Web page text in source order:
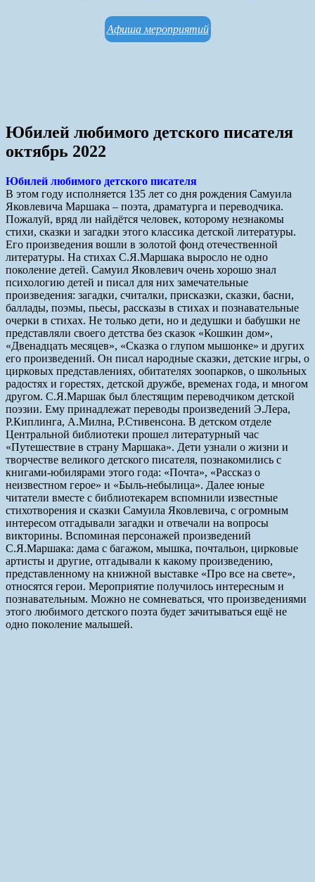
Афиша мероприятий
Юбилей любимого детского писателя
октябрь 2022
Юбилей любимого детского писателя
В этом году исполняется 135 лет со дня рождения Самуила
Яковлевича Маршака – поэта, драматурга и переводчика.
Пожалуй, вряд ли найдётся человек, которому незнакомы
стихи, сказки и загадки этого классика детской литературы.
Его произведения вошли в золотой фонд отечественной
литературы. На стихах С.Я.Маршака выросло не одно
поколение детей. Самуил Яковлевич очень хорошо знал
психологию детей и писал для них замечательные
произведения: загадки, считалки, присказки, сказки, басни,
баллады, поэмы, пьесы, рассказы в стихах и познавательные
очерки в стихах. Не только дети, но и дедушки и бабушки не
представляли своего детства без сказок «Кошкин дом»,
«Двенадцать месяцев», «Сказка о глупом мышонке» и других
его произведений. Он писал народные сказки, детские игры, о
цирковых представлениях, обитателях зоопарков, о школьных
радостях и горестях, детской дружбе, временах года, и многом
другом. С.Я.Маршак был блестящим переводчиком детской
поэзии. Ему принадлежат переводы произведений Э.Лера,
Р.Киплинга, А.Милна, Р.Стивенсона. В детском отделе
Центральной библиотеки прошел литературный час
«Путешествие в страну Маршака». Дети узнали о жизни и
творчестве великого детского писателя, познакомились с
книгами-юбилярами этого года: «Почта», «Рассказ о
неизвестном герое» и «Быль-небылица». Далее юные
читатели вместе с библиотекарем вспомнили известные
стихотворения и сказки Самуила Яковлевича, с огромным
интересом отгадывали загадки и отвечали на вопросы
викторины. Вспоминая персонажей произведений
С.Я.Маршака: дама с багажом, мышка, почтальон, цирковые
артисты и другие, отгадывали к какому произведению,
представленному на книжной выставке «Про все на свете»,
относятся герои. Мероприятие получилось интересным и
познавательным. Можно не сомневаться, что произведениями
этого любимого детского поэта будет зачитываться ещё не
одно поколение малышей.